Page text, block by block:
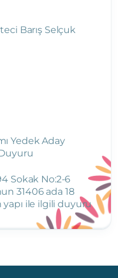
Barış Selçuk
Yedek Aday
Sokak No:2-6
31406 ada 18
ile ilgili duyuru